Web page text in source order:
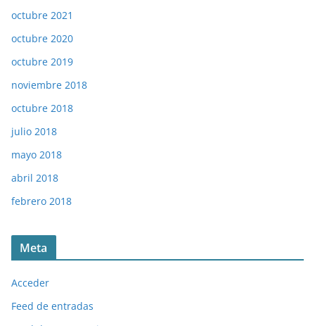
octubre 2021
octubre 2020
octubre 2019
noviembre 2018
octubre 2018
julio 2018
mayo 2018
abril 2018
febrero 2018
Meta
Acceder
Feed de entradas